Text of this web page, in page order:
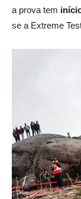
a prova tem
se a Extreme